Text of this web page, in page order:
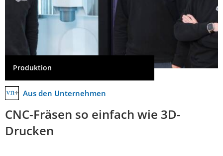
Produktion
Aus den Unternehmen
CNC-Fräsen so einfach wie 3D-
Drucken